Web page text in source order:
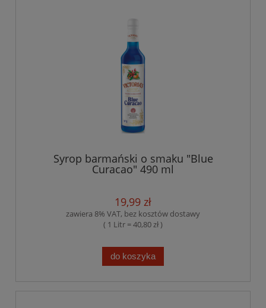
Syrop barmański o smaku "Blue
Curacao" 490 ml
19,99 zł
zawiera 8% VAT, bez kosztów dostawy
( 1 Litr = 40,80 zł )
do koszyka